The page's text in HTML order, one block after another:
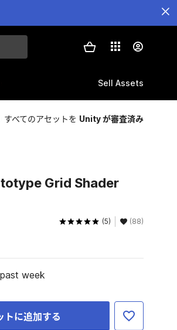
Sell Assets
すべてのアセットを Unity が審査済み
Grid Shader
(5) (88)
week
トに追加する